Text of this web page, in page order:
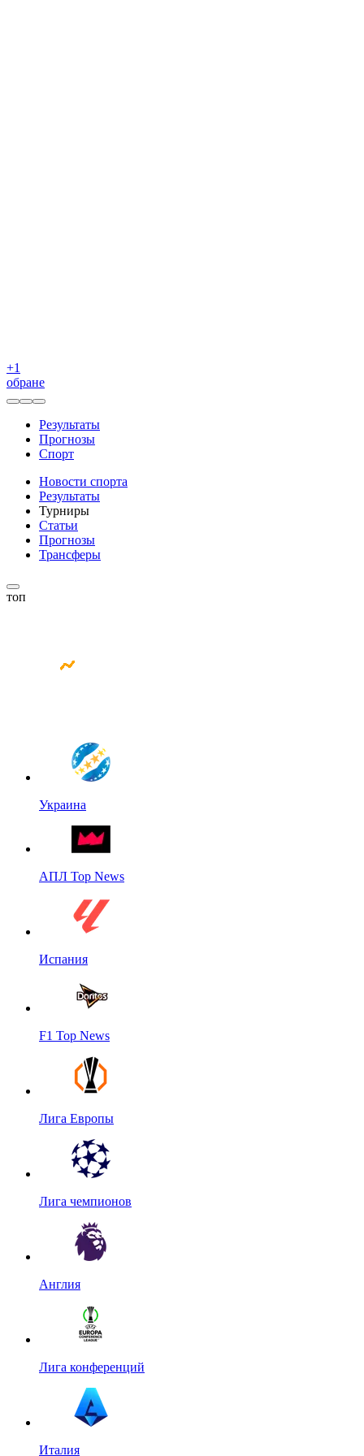
+1
обране
Результаты
Прогнозы
Спорт
Новости спорта
Результаты
Турниры
Статьи
Прогнозы
Трансферы
топ
Украина
АПЛ Top News
Испания
F1 Top News
Лига Европы
Лига чемпионов
Англия
Лига конференций
Италия